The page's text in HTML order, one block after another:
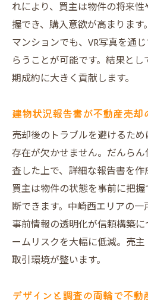
きる
れにより、買主は物件の将来
握でき、購入意欲が高まりま
マンションでも、VR写真を通
らうことが可能です。結果と
期成約に大きく貢献します。
建物状況報告書が不動産売却
売却後のトラブルを避けるた
存在が欠かせません。だんら
査した上で、詳細な報告書を作
買主は物件の状態を事前に把
断できます。中崎西エリアの一
事前情報の透明化が信頼構築
ームリスクを大幅に低減。売
取引環境が整います。
デザインと調査の両輪で不動